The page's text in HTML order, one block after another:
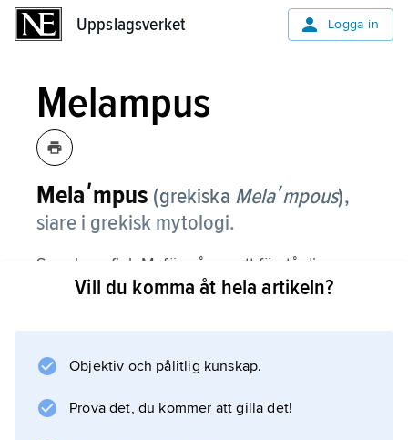
Uppslagsverket Logga in
Melampus
Melaʹmpus (grekiska Melaʹmpous),
siare i grekisk mytologi.
Som barn fick M. förmågan att förstå djurens,
särskilt fåglarnas språk, sedan ormar vilkas liv
av dionysiskt vansinne drabbade kvinnorna i
av Tiryns. M. blev kungens medhärskare
Vill du komma åt hela artikeln?
Objektiv och pålitlig kunskap.
Prova det, du kommer att gilla det!